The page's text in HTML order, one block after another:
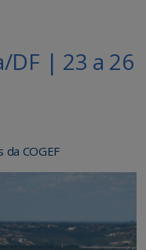
DF | 23 a 26
da COGEF